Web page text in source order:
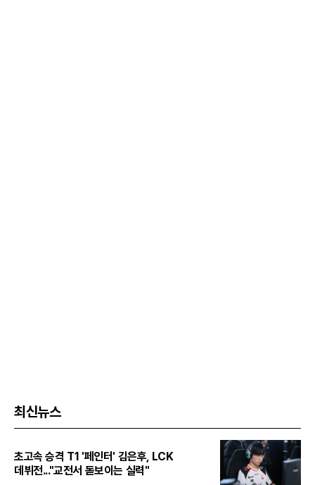
최신뉴스
초고속 승격 T1 '페인터' 김은후, LCK
데뷔전..."교전서 돋보이는 실력"